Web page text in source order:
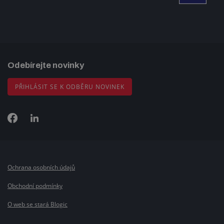
Odebírejte novinky
PŘIHLÁSIT SE K ODBĚRU NOVINEK
Ochrana osobních údajů
Obchodní podmínky
O web se stará Blogic